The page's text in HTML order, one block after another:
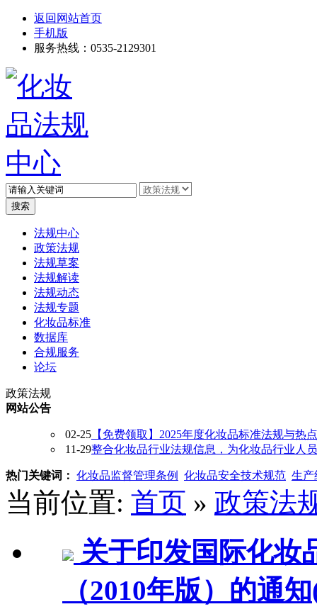
返回网站首页
手机版
服务热线：0535-2129301
法规中心
政策法规
法规草案
法规解读
法规动态
法规专题
化妆品标准
数据库
合规服务
论坛
政策法规
网站公告
02-25 【免费领取】2025年度化妆品标准法规与热
11-29整合化妆品行业法规信息，为化妆品行业人
热门关键词： 化妆品监督管理条例 化妆品安全技术规范 生产
当前位置: 首页 » 政策法
关于印发国际化妆
（2010年版）的通